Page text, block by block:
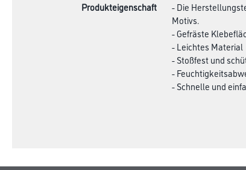
Produkteigenschaft
- Die
Motivs.
- Gefräste
- Leichtes Material
- Stoßfest und
-
- Schnelle und